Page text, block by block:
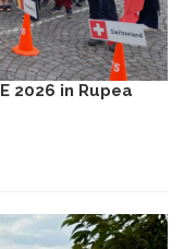
2026 in Rupea